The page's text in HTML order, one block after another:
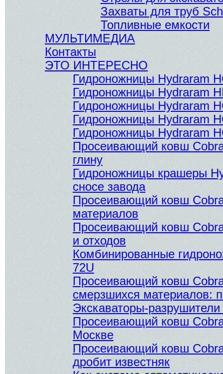
Захваты для труб
Топливные емкости
МУЛЬТИМЕДИА
Контакты
ЭТО ИНТЕРЕСНО
Гидроножницы Hydraram
Гидроножницы Hydraram
Гидроножницы Hydraram
Гидроножницы Hydraram
Гидроножницы Hydraram
Просеивающий ковш
глину
Гидроножницы крашеры
сносе завода
Просеивающий ковш
материалов
Просеивающий ковш
и отходов
Комбинированные
72U
Просеивающий ковш
смерзшихся материалов:
Экскаваторы-
Просеивающий ковш
Москве
Просеивающий ковш
дробит известняк